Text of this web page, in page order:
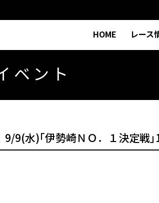
HOME レース
ベント
9/9(水)｢伊勢崎ＮＯ．１決定戦｣